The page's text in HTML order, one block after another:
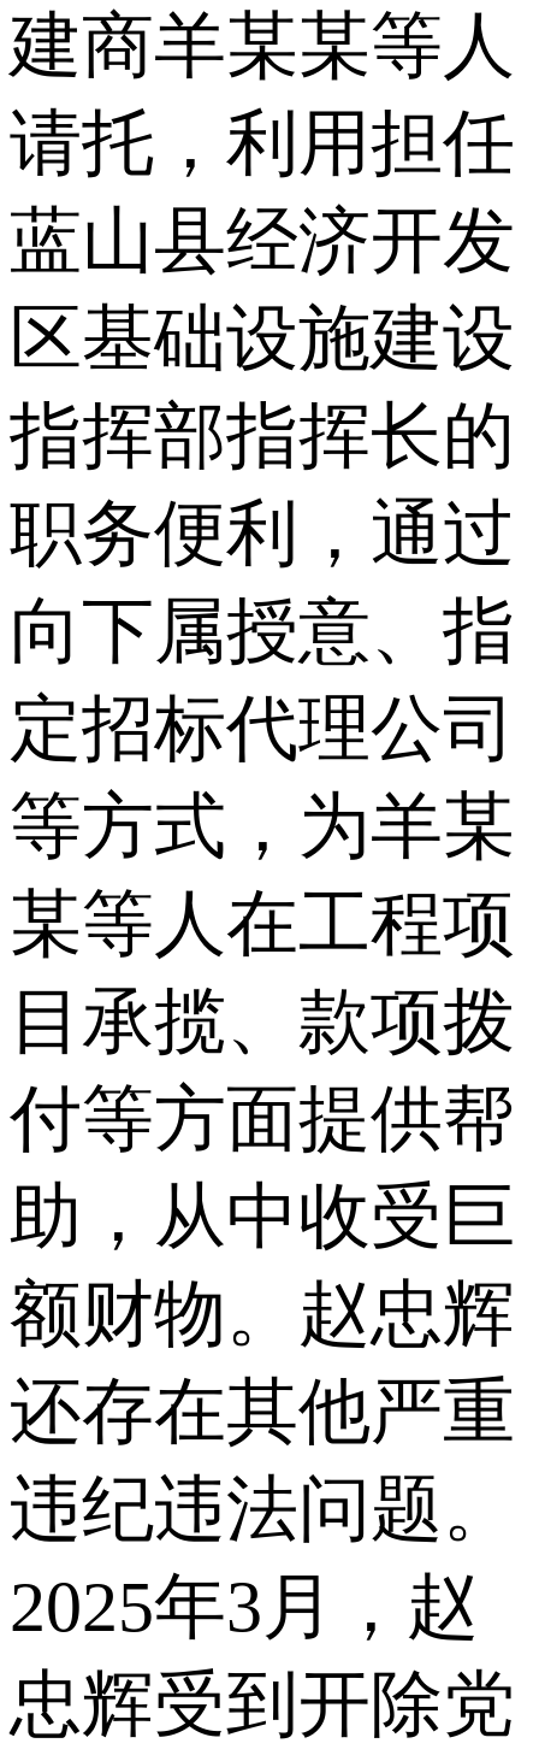
建商羊某某等人
请托，利用担任
蓝山县经济开发
区基础设施建设
指挥部指挥长的
职务便利，通过
向下属授意、指
定招标代理公司
等方式，为羊某
某等人在工程项
目承揽、款项拨
付等方面提供帮
助，从中收受巨
额财物。赵忠辉
还存在其他严重
违纪违法问题。
2025年3月，赵
忠辉受到开除党